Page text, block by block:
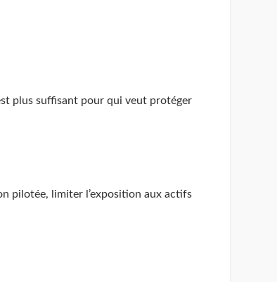
plus suffisant pour qui veut protéger
pilotée, limiter l’exposition aux actifs